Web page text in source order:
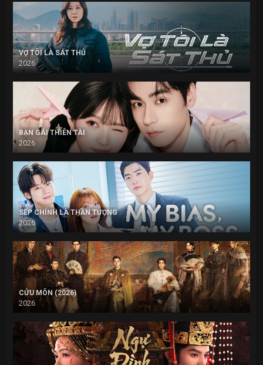
VỢ TÔI LÀ SÁT THỦ
2026
BẠN GÁI THIÊN TÀI
2026
SẾP CHÍNH LÀ THẦN TƯỢNG
2026
CỬU MÔN (2026)
2026